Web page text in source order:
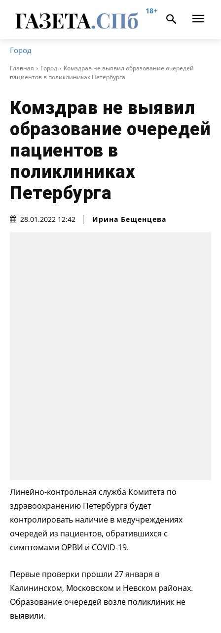
18+
Город
Главная Город
Комздрав не выявил образование очередей
пациентов в поликлиниках Петербурга
Комздрав не выявил
образование очередей
пациентов в
поликлиниках
Петербурга
28.01.2022 12:42 Ирина Бещенцева
Линейно-контрольная служба Комитета по
здравоохранению Петербурга будет
контролировать наличие в медучреждениях
очередей из пациентов, обратившихся с
симптомами ОРВИ и COVID-19.
Первые проверки прошли 27 января в
Калининском, Московском и Невском районах.
Образование очередей возле поликлиник не
выявили.